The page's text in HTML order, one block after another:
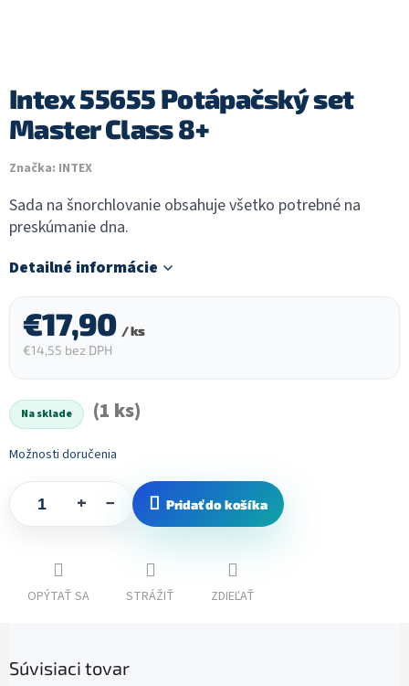
Intex 55655 Potápačský set
Master Class 8+
Značka: INTEX
Sada na šnorchlovanie obsahuje všetko potrebné na
preskúmanie dna.
Detailné informácie
€17,90 / ks
€14,55 bez DPH
Na sklade
(1 ks)
Možnosti doručenia
+ − Pridať do košíka
OPÝTAŤ SA STRÁŽIŤ ZDIEĽAŤ
Súvisiaci tovar